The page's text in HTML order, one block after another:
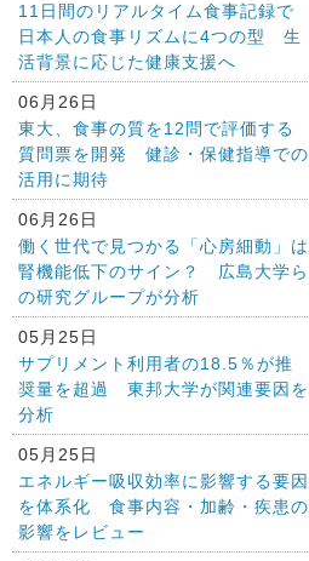
11日間のリアルタイム食事記録で
日本人の食事リズムに4つの型 生
活背景に応じた健康支援へ
06月26日
東大、食事の質を12問で評価する
質問票を開発 健診・保健指導での
活用に期待
06月26日
働く世代で見つかる「心房細動」は
腎機能低下のサイン？ 広島大学ら
の研究グループが分析
05月25日
サプリメント利用者の18.5％が推
奨量を超過 東邦大学が関連要因を
分析
05月25日
エネルギー吸収効率に影響する要因
を体系化 食事内容・加齢・疾患の
影響をレビュー